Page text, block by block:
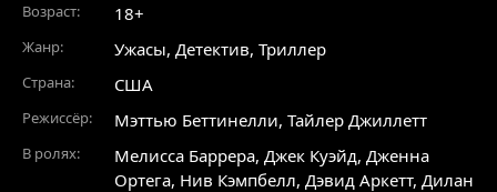
Возраст: 18+
Жанр: Ужасы, Детектив, Триллер
Страна: США
Режиссёр: Мэттью Беттинелли, Тайлер Джиллетт
В ролях: Мелисса Баррера, Джек Куэйд, Дженна
Ортега, Нив Кэмпбелл, Дэвид Аркетт, Дилан